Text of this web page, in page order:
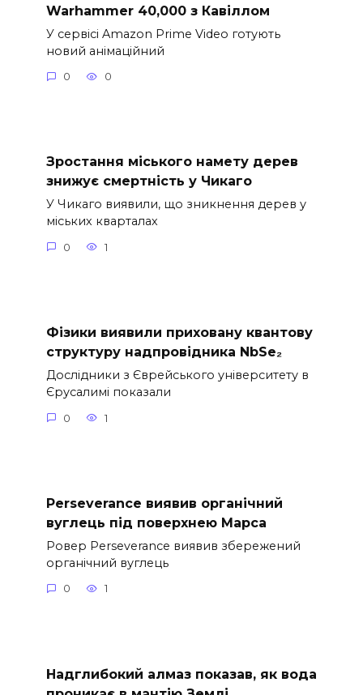
Warhammer 40,000 з Кавіллом
У сервісі Amazon Prime Video готують
новий анімаційний
0 0
Зростання міського намету дерев
знижує смертність у Чикаго
У Чикаго виявили, що зникнення дерев у
міських кварталах
0 1
Фізики виявили приховану квантову
структуру надпровідника NbSe₂
Дослідники з Єврейського університету в
Єрусалимі показали
0 1
Perseverance виявив органічний
вуглець під поверхнею Марса
Ровер Perseverance виявив збережений
органічний вуглець
0 1
Надглибокий алмаз показав, як вода